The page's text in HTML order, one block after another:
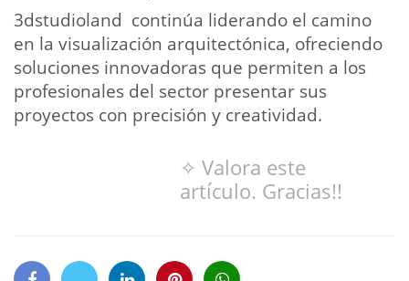
3dstudioland continúa liderando el camino
en la visualización arquitectónica, ofreciendo
soluciones innovadoras que permiten a los
profesionales del sector presentar sus
proyectos con precisión y creatividad.
✧ Valora este
artículo. Gracias!!